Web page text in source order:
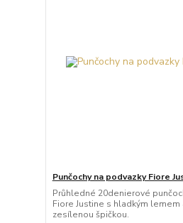
Punčochy na podvazky Fiore
Průhledné 20denierové
Fiore Justine s hladkým
zesílenou špičkou.